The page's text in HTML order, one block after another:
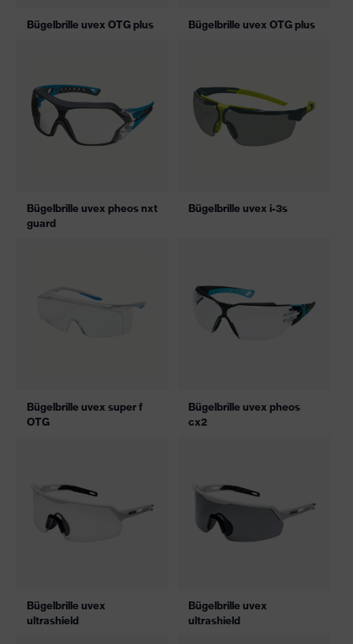
Bügelbrille uvex OTG plus Bügelbrille uvex OTG plus
Bügelbrille uvex pheos nxt
guard
Bügelbrille uvex i-3s
Bügelbrille uvex super f
OTG
Bügelbrille uvex pheos
cx2
Bügelbrille uvex
ultrashield
Bügelbrille uvex
ultrashield